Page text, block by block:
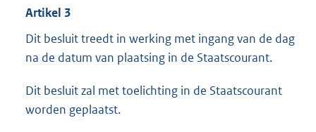
Artikel 3
Dit besluit treedt in werking met ingang van de dag
na de datum van plaatsing in de Staatscourant.
Dit besluit zal met toelichting in de Staatscourant
worden geplaatst.